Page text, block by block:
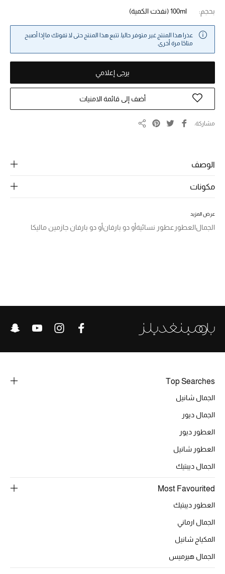
ما وصلنا حديثاً
الموسم الجديد
الحقائب النسائية
أحذية النسائية
الجمال
النساء
خصومات
الموسم الجديد
جميع إصدارتنا النسائية
الحب للمحلي
بحجم: 100ml(نفذت الكمية)
عذرا هذا المنتج غير متوفر حاليا. تتبع هذا المنتج حتى لا تفوتك ما إذا أصبح
متاحًا مرة أخرى.
يرجى إعلامي
أضف إلى قائمة الامنيات
مشاركة
الوصف
مكونات
عرض المزيد
الجمالالعطور عطور نسائيةأو دو بارفانأو دو بارفان جازمين ماليكا
Top Searches
الجمال شانيل
الجمال ديور
العطور ديور
العطور شانيل
الجمال ديبتيك
Most Favourited
العطور ديبتيك
الجمال ارماني
المكياج شانيل
الجمال هيرميس